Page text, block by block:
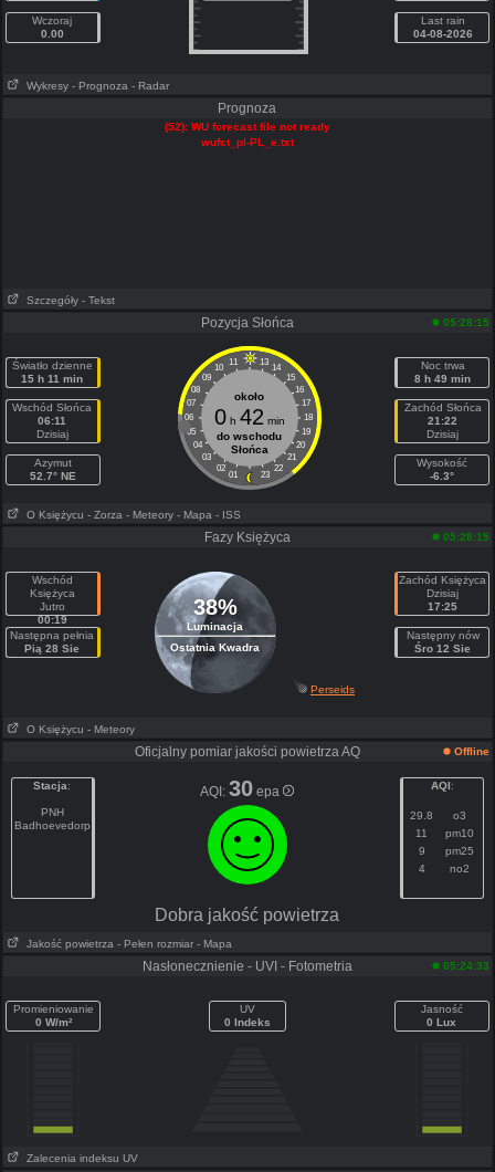
Wczoraj
0.00
Last rain
04-08-2026
Wykresy - Prognoza - Radar
Prognoza
(52): WU forecast file not ready
wufct_pl-PL_e.txt
Szczegóły - Tekst
Pozycja Słońca 05:28:15
Światło dzienne
15 h 11 min
Wschód Słońca
06:11
Dzisiaj
Azymut
52.7° NE
11 13
10
14
09
15
08
16
07
17
06
18
05
19
04
20
03
21
02
22
01 23
około
0h 42 min
do wschodu
Słońca
Noc trwa
8 h 49 min
Zachód Słońca
21:22
Dzisiaj
Wysokość
-6.3°
O Księżycu - Zorza - Meteory - Mapa - ISS
Fazy Księżyca 05:28:15
Wschód
Księżyca
Jutro
00:19
Następna pełnia
Pią 28 Sie
38%
Luminacja
Ostatnia Kwadra
Zachód Księżyca
Dzisiaj
17:25
Następny nów
Śro 12 Sie
Perseids
O Księżycu - Meteory
Oficjalny pomiar jakości powietrza AQ Offline
Stacja:
PNH
Badhoevedorp
AQI:30 epa AQI:
29.8
o3
11
pm10
9
pm25
4
no2
Dobra jakość powietrza
Jakość powietrza - Pełen rozmiar - Mapa
Nasłonecznienie - UVI - Fotometria 05:24:33
Promieniowanie
0 W/m²
UV
0 Indeks
Jasność
0 Lux
Zalecenia indeksu UV